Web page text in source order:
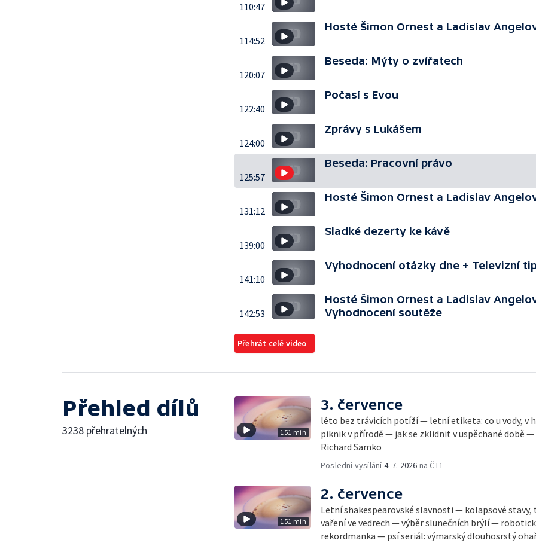
110:47
114:52
Hosté Šimon Ornest a Ladislav
120:07
Beseda: Mýty o zvířatech
122:40
Počasí s Evou
124:00
Zprávy s Lukášem
125:57
Beseda: Pracovní právo
131:12
Hosté Šimon Ornest a Ladislav
139:00
Sladké dezerty ke kávě
141:10
Vyhodnocení otázky dne + Televizní
142:53
Hosté Šimon Ornest a Ladislav
Vyhodnocení soutěže
Přehrát celé video
Přehled dílů
3238 přehratelných 151 min
3. července
léto bez trávicích potíží — letní etiketa: co u vody, v
piknik v přírodě — jak se zklidnit v uspěchané době
Richard Samko
Poslední vysílání4. 7. 2026 na ČT1
151 min
2. července
Letní shakespearovské slavnosti — kolapsové
vaření ve vedrech — výběr slunečních brýlí —
rekordmanka — psí seriál: výmarský dlouhosrstý